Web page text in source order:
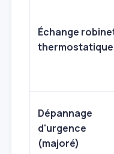
Échange
thermostatique
Dépannage
d'urgence
(majoré)